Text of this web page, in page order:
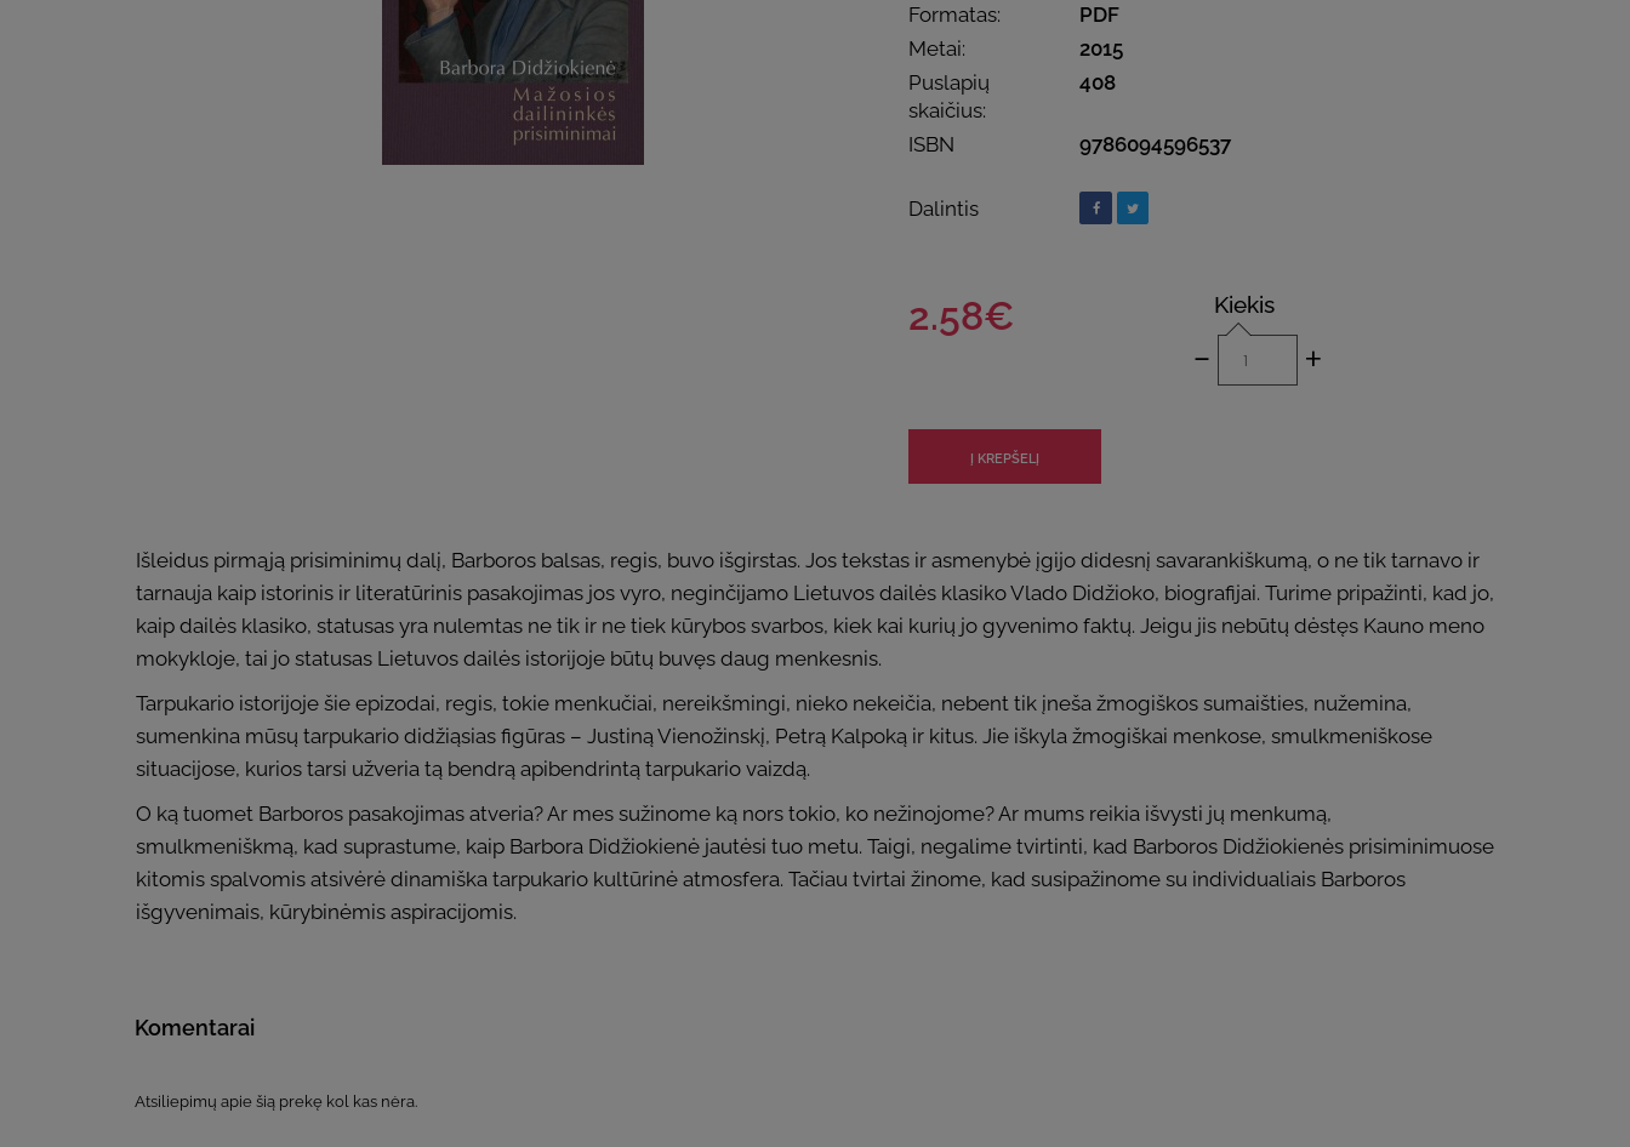
Formatas:
PDF
Metai:
2015
Puslapių
skaičius:
408
ISBN 9786094596537
Dalintis
2.58€ Kiekis
- +
Išleidus pirmąją prisiminimų dalį, Barboros balsas, regis, buvo išgirstas. Jos tekstas ir asmenybė įgijo didesnį savarankiškumą, o ne tik tarnavo ir
tarnauja kaip istorinis ir literatūrinis pasakojimas jos vyro, neginčijamo Lietuvos dailės klasiko Vlado Didžioko, biografijai. Turime pripažinti, kad jo,
kaip dailės klasiko, statusas yra nulemtas ne tik ir ne tiek kūrybos svarbos, kiek kai kurių jo gyvenimo faktų. Jeigu jis nebūtų dėstęs Kauno meno
mokykloje, tai jo statusas Lietuvos dailės istorijoje būtų buvęs daug menkesnis.
Tarpukario istorijoje šie epizodai, regis, tokie menkučiai, nereikšmingi, nieko nekeičia, nebent tik įneša žmogiškos sumaišties, nužemina,
sumenkina mūsų tarpukario didžiąsias figūras – Justiną Vienožinskį, Petrą Kalpoką ir kitus. Jie iškyla žmogiškai menkose, smulkmeniškose
situacijose, kurios tarsi užveria tą bendrą apibendrintą tarpukario vaizdą.
O ką tuomet Barboros pasakojimas atveria? Ar mes sužinome ką nors tokio, ko nežinojome? Ar mums reikia išvysti jų menkumą,
smulkmeniškmą, kad suprastume, kaip Barbora Didžiokienė jautėsi tuo metu. Taigi, negalime tvirtinti, kad Barboros Didžiokienės prisiminimuose
kitomis spalvomis atsivėrė dinamiška tarpukario kultūrinė atmosfera. Tačiau tvirtai žinome, kad susipažinome su individualiais Barboros
išgyvenimais, kūrybinėmis aspiracijomis.
Komentarai
Atsiliepimų apie šią prekę kol kas nėra.